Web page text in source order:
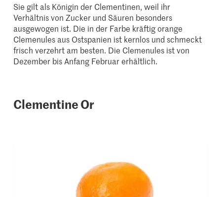
Sie gilt als Königin der Clementinen, weil ihr
Verhältnis von Zucker und Säuren besonders
ausgewogen ist. Die in der Farbe kräftig orange
Clemenules aus Ostspanien ist kernlos und schmeckt
frisch verzehrt am besten. Die Clemenules ist von
Dezember bis Anfang Februar erhältlich.
Clementine Or